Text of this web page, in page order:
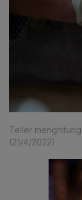
Teller
(21/4/2022).